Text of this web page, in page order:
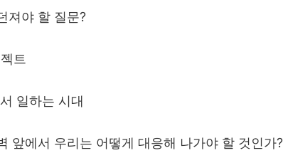
져야 할 질문?
트
일하는 시대
앞에서 우리는 어떻게 대응해 나가야 할 것인가?